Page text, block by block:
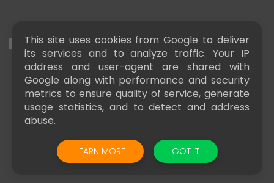
Nützliche LInks
Baumaschinen news
This site uses cookies from Google to deliver
its services and to analyze traffic. Your IP
address and user-agent are shared with
Google along with performance and security
metrics to ensure quality of service, generate
usage statistics, and to detect and address
abuse.
LEARN MORE GOT IT